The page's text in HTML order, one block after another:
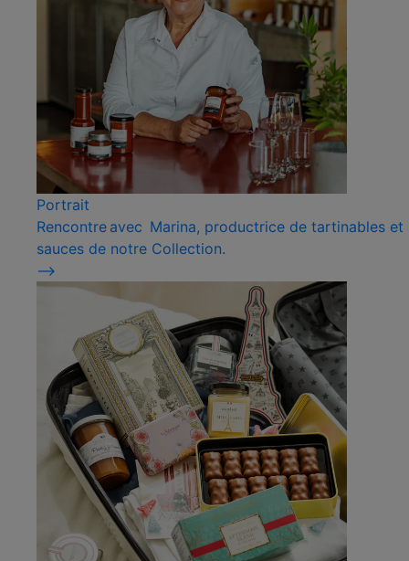
Portrait
Rencontre avec Marina, productrice de tartinables et
sauces de notre Collection.
⟶